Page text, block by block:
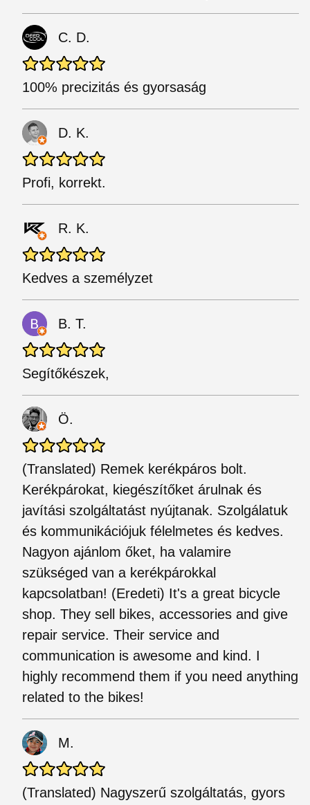
C. D.
100% precizitás és gyorsaság
D. K.
Profi, korrekt.
R. K.
Kedves a személyzet
B. T.
Segítőkészek,
Ö.
(Translated) Remek kerékpáros bolt.
Kerékpárokat, kiegészítőket árulnak és
javítási szolgáltatást nyújtanak. Szolgálatuk
és kommunikációjuk félelmetes és kedves.
Nagyon ajánlom őket, ha valamire
szükséged van a kerékpárokkal
kapcsolatban! (Eredeti) It's a great bicycle
shop. They sell bikes, accessories and give
repair service. Their service and
communication is awesome and kind. I
highly recommend them if you need anything
related to the bikes!
M.
(Translated) Nagyszerű szolgáltatás, gyors